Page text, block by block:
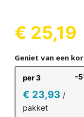
€ 25,19
Geniet van een
per 3 -
€ 23,93 /
pakket